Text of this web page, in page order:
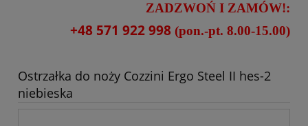
ZADZWOŃ I ZAMÓW!:
+48 571 922 998 (pon.-pt. 8.00-15.00)
Ostrzałka do noży Cozzini Ergo Steel II hes-2
niebieska